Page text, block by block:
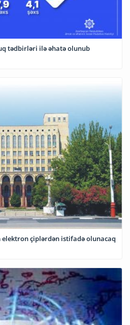
tədbirləri ilə əhatə olunub
elektron çiplərdən istifadə olunacaq